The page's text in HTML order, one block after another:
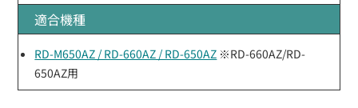
適合機種
RD-M650AZ / RD-660AZ / RD-650AZ ※RD-660AZ/RD-
650AZ用